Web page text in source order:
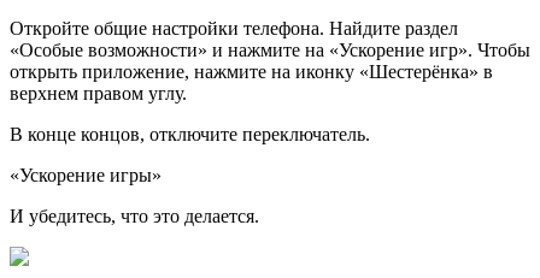
Откройте общие настройки телефона. Найдите раздел
«Особые возможности» и нажмите на «Ускорение игр». Чтобы
открыть приложение, нажмите на иконку «Шестерёнка» в
верхнем правом углу.
В конце концов, отключите переключатель.
«Ускорение игры»
И убедитесь, что это делается.